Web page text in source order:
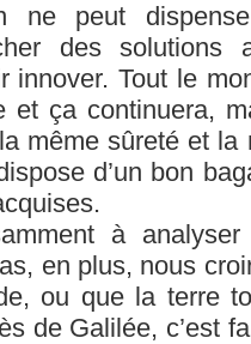
ne peut
des solutions
innover. Tout le
et ça continuera,
même sûreté et la
d’un bon
à
en plus, nous
ou que la terre
de Galilée, c’est